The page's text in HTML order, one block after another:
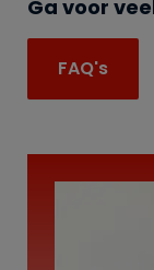
Ga voor
FAQ's